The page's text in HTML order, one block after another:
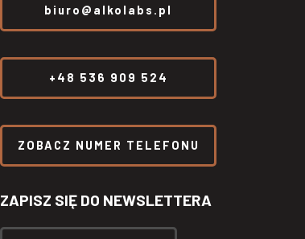
biuro@alkolabs.pl
+48 536 909 524
ZOBACZ NUMER TELEFONU
ZAPISZ SIĘ DO NEWSLETTERA